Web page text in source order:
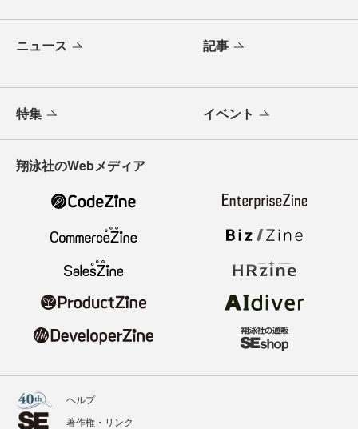
ニュース 記事
特集 イベント
翔泳社のWebメディア
ヘルプ
著作権・リンク